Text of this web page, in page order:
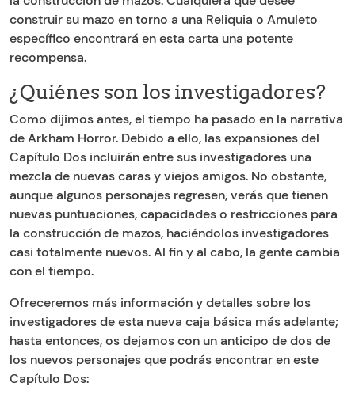
construir su mazo en torno a una Reliquia o Amuleto
específico encontrará en esta carta una potente
recompensa.
¿Quiénes son los investigadores?
Como dijimos antes, el tiempo ha pasado en la narrativa
de Arkham Horror. Debido a ello, las expansiones del
Capítulo Dos incluirán entre sus investigadores una
mezcla de nuevas caras y viejos amigos. No obstante,
aunque algunos personajes regresen, verás que tienen
nuevas puntuaciones, capacidades o restricciones para
la construcción de mazos, haciéndolos investigadores
casi totalmente nuevos. Al fin y al cabo, la gente cambia
con el tiempo.
Ofreceremos más información y detalles sobre los
investigadores de esta nueva caja básica más adelante;
hasta entonces, os dejamos con un anticipo de dos de
los nuevos personajes que podrás encontrar en este
Capítulo Dos: